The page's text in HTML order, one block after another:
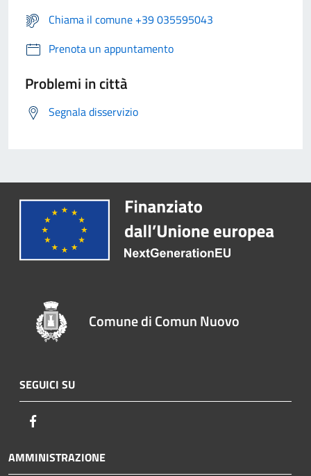
Chiama il comune +39 035595043
Prenota un appuntamento
Problemi in città
Segnala disservizio
Comune di Comun Nuovo
SEGUICI SU
AMMINISTRAZIONE